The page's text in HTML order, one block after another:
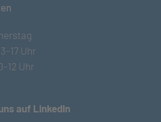
17 Uhr
12 Uhr
neuem Tab)
auf LinkedIn